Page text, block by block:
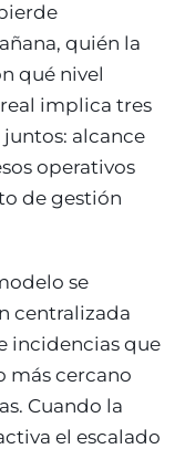
quién la
qué nivel
implica tres
alcance
operativos
de gestión
se
centralizada
incidencias que
más cercano
Cuando la
el escalado